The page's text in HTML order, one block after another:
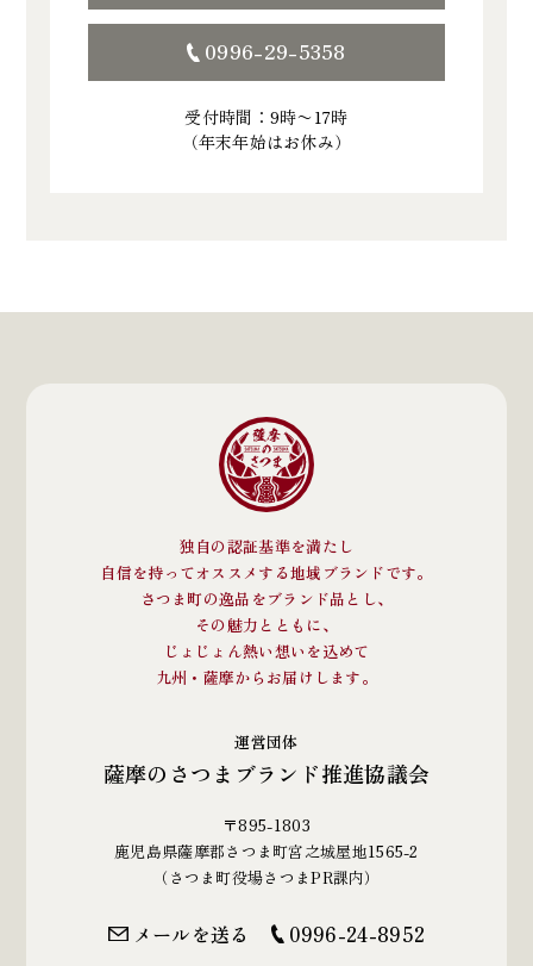
0996-29-5358
受付時間：9時〜17時
（年末年始はお休み）
独自の認証基準を満たし
自信を持ってオススメする地域ブランドです。
さつま町の逸品をブランド品とし、
その魅力とともに、
じょじょん熱い想いを込めて
九州・薩摩からお届けします。
運営団体
薩摩のさつまブランド推進協議会
〒895-1803
鹿児島県薩摩郡さつま町宮之城屋地1565-2
（さつま町役場さつまPR課内）
メールを送る 0996-24-8952